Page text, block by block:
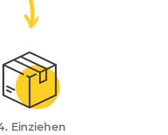
Einziehen